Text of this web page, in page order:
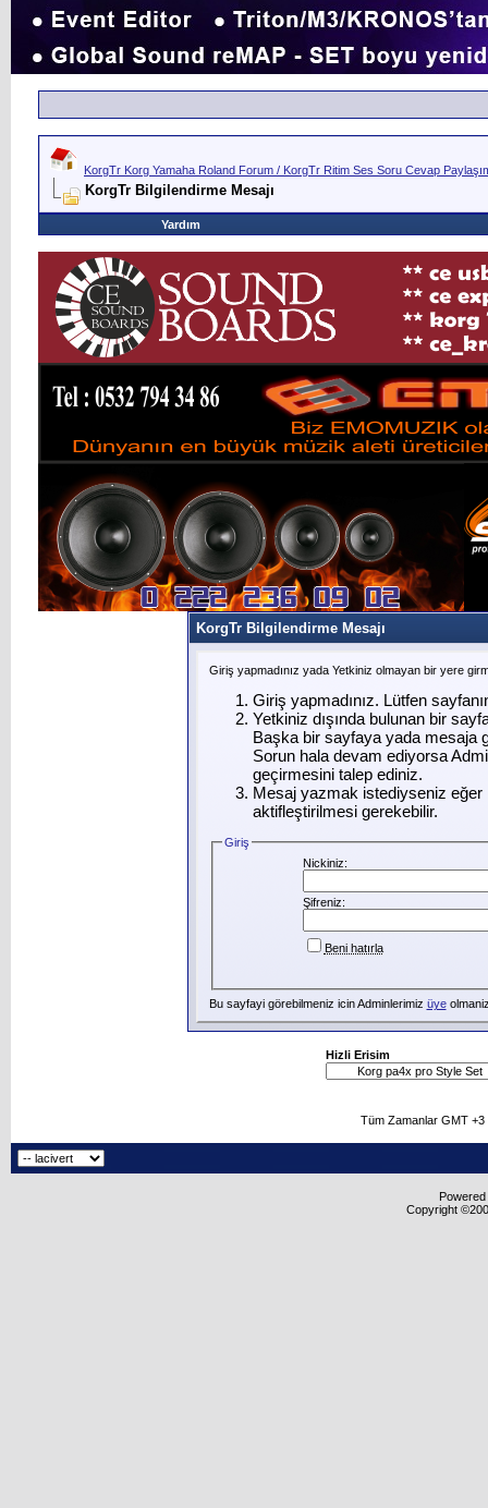
KorgTr Korg Yamaha Roland Forum / KorgTr Ritim Ses Soru Cevap
KorgTr Bilgilendirme Mesajı
Yardım
KorgTr Bilgilendirme Mesajı
Giriş yapmadınız yada Yetkiniz olmayan bir yere
Giriş yapmadınız. Lütfen
Yetkiniz dışında bulunan bir
Başka bir sayfaya yada mesaja
Sorun hala devam ediyorsa
geçirmesini talep ediniz.
Mesaj yazmak istediyseniz eğer
aktifleştirilmesi gerekebilir.
Giriş
Nickiniz:
Şifreniz:
Beni hatırla
Bu sayfayi görebilmeniz icin Adminlerimiz üye
Hizli Erisim
Tüm Zamanlar GMT
Copyright